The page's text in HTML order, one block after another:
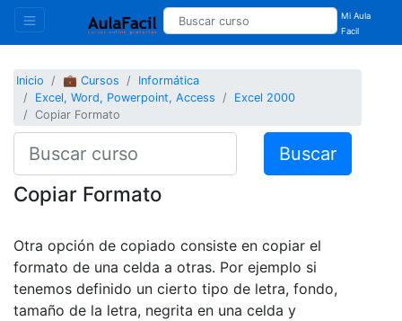
Mi Aula
Facil
Inicio 💼 Cursos
Informática
Excel, Word, Powerpoint, Access
Excel 2000
Copiar Formato
Buscar
Copiar Formato
Otra opción de copiado consiste en copiar el
formato de una celda a otras. Por ejemplo si
tenemos definido un cierto tipo de letra, fondo,
tamaño de la letra, negrita en una celda y